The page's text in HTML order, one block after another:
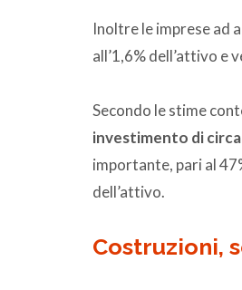
Inoltre le imprese ad
all’1,6% dell’attivo
Secondo le stime
investimento di
importante, pari al
dell’attivo.
Costruzioni,